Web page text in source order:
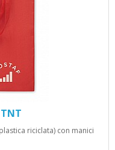
riciclata) con manici